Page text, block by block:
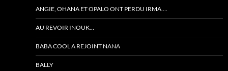
ANGIE, OHANA ET OPALO ONT PERDU IRMA….
AU REVOIR INOUK…
BABA COOL A REJOINT NANA
BALLY